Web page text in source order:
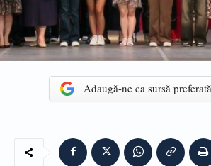
Adaugă-ne ca sursă